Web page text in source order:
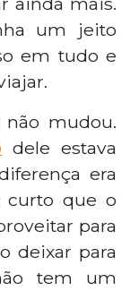
um jeito
em tudo e
não mudou.
dele estava
era
curto que o
para
deixar para
tem um